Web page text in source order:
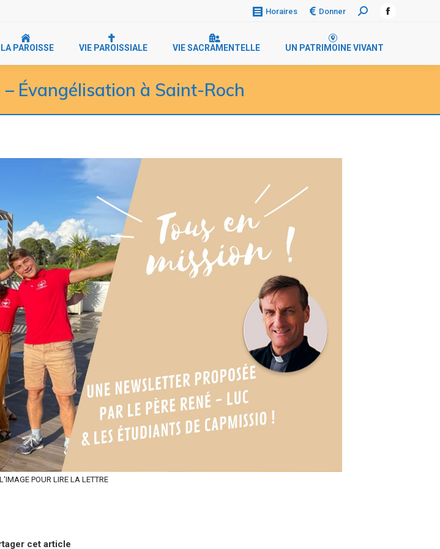
Horaires Donner
LA PAROISSE VIE PAROISSIALE VIE SACRAMENTELLE UN PATRIMOINE VIVANT
– Évangélisation à Saint-Roch
POUR LIRE LA LETTRE
cet article